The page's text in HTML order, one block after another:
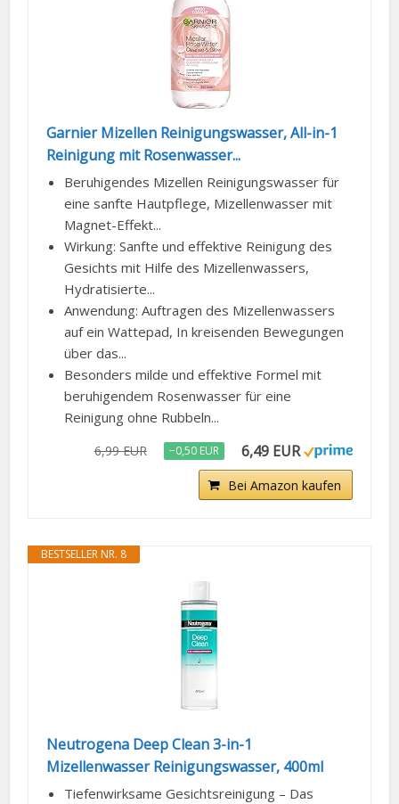
Garnier Mizellen Reinigungswasser, All-in-1
Reinigung mit Rosenwasser...
Beruhigendes Mizellen Reinigungswasser für
eine sanfte Hautpflege, Mizellenwasser mit
Magnet-Effekt...
Wirkung: Sanfte und effektive Reinigung des
Gesichts mit Hilfe des Mizellenwassers,
Hydratisierte...
Anwendung: Auftragen des Mizellenwassers
auf ein Wattepad, In kreisenden Bewegungen
über das...
Besonders milde und effektive Formel mit
beruhigendem Rosenwasser für eine
Reinigung ohne Rubbeln...
6,99 EUR −0,50 EUR 6,49 EUR
Bei Amazon kaufen
BESTSELLER NR. 8
Neutrogena Deep Clean 3-in-1
Mizellenwasser Reinigungswasser, 400ml
Tiefenwirksame Gesichtsreinigung – Das